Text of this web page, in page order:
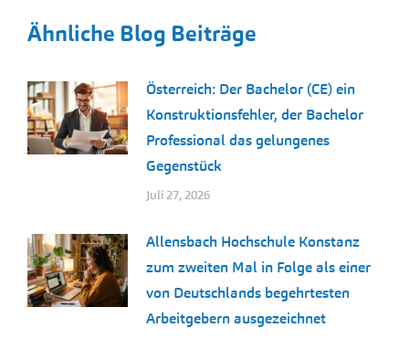
Ähnliche Blog Beiträge
Österreich: Der Bachelor (CE) ein
Konstruktionsfehler, der Bachelor
Professional das gelungenes
Gegenstück
Juli 27, 2026
Allensbach Hochschule Konstanz
zum zweiten Mal in Folge als einer
von Deutschlands begehrtesten
Arbeitgebern ausgezeichnet